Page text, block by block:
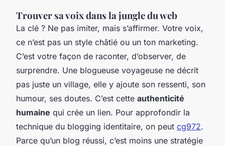
Trouver sa voix dans la jungle du web
La clé ? Ne pas imiter, mais s’affirmer. Votre voix,
ce n’est pas un style châtié ou un ton marketing.
C’est votre façon de raconter, d’observer, de
surprendre. Une blogueuse voyageuse ne décrit
pas juste un village, elle y ajoute son ressenti, son
humour, ses doutes. C’est cette authenticité
humaine qui crée un lien. Pour approfondir la
technique du blogging identitaire, on peut cg972.
Parce qu’un blog réussi, c’est moins une stratégie